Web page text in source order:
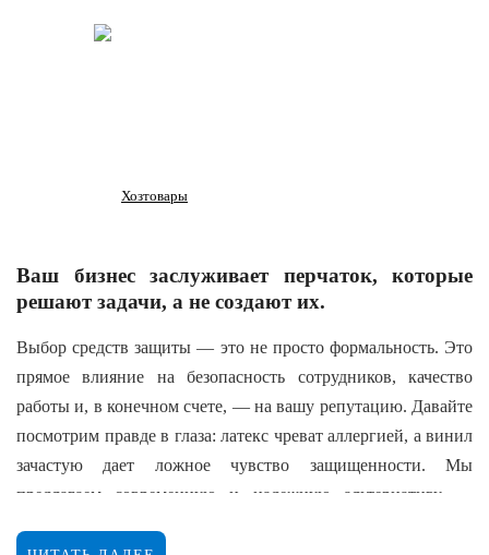
Хозтовары
Ваш бизнес заслуживает перчаток, которые
решают задачи, а не создают их.
Выбор средств защиты — это не просто формальность. Это
прямое влияние на безопасность сотрудников, качество
работы и, в конечном счете, — на вашу репутацию. Давайте
посмотрим правде в глаза: латекс чреват аллергией, а винил
зачастую дает ложное чувство защищенности. Мы
предлагаем современную и надежную альтернативу —